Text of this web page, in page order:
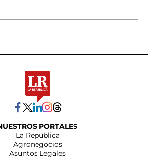
PORTALES
La República
Agronegocios
Asuntos Legales